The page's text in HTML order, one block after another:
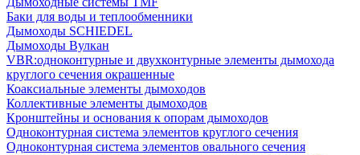
Баки для воды и теплообменники
Дымоходы SCHIEDEL
Дымоходы Вулкан
VBR:одноконтурные и двухконтурные элементы дымохода
круглого сечения окрашенные
Коаксиальные элементы дымоходов
Коллективные элементы дымоходов
Кронштейны и основания к опорам дымоходов
Одноконтурная система элементов круглого сечения
Одноконтурная система элементов овального сечения